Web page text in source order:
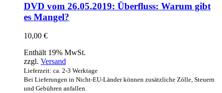
DVD vom 26.05.2019: Überfluss: Warum gibt
es Mangel?
10,00 €
Enthält 19% MwSt.
zzgl. Versand
Lieferzeit: ca. 2-3 Werktage
Bei Lieferungen in Nicht-EU-Länder können zusätzliche Zölle, Steuern
und Gebühren anfallen.